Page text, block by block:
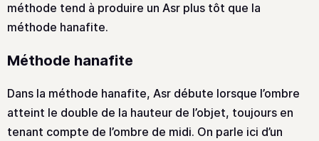
méthode tend à produire un Asr plus tôt que la
méthode hanafite.
Méthode hanafite
Dans la méthode hanafite, Asr débute lorsque l’ombre
atteint le double de la hauteur de l’objet, toujours en
tenant compte de l’ombre de midi. On parle ici d’un